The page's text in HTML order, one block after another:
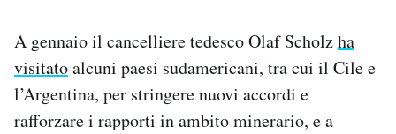
A gennaio il cancelliere tedesco Olaf Scholzha
visitatoalcuni paesi sudamericani, tra cui il Cile e
l’Argentina, per stringere nuovi accordi e
rafforzare i rapporti in ambito minerario, e a